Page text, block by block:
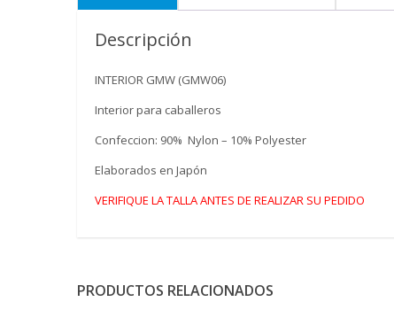
Descripción
INTERIOR GMW (GMW06)
Interior para caballeros
Confeccion: 90% Nylon – 10% Polyester
Elaborados en Japón
VERIFIQUE LA TALLA ANTES DE REALIZAR SU PEDIDO
PRODUCTOS RELACIONADOS